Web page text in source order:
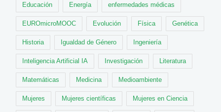
Educación Energía enfermedades médicas
EUROmicroMOOC Evolución Física Genética
Historia Igualdad de Género Ingeniería
Inteligencia Artificial IA Investigación Literatura
Matemáticas Medicina Medioambiente
Mujeres Mujeres científicas Mujeres en Ciencia